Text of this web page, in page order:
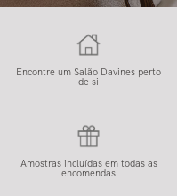
Encontre um Salão Davines perto
de si
Amostras incluídas em todas as
encomendas